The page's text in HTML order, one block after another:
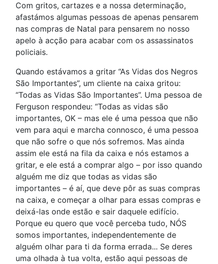
Com gritos, cartazes e a nossa determinação,
afastámos algumas pessoas de apenas pensarem
nas compras de Natal para pensarem no nosso
apelo à acção para acabar com os assassinatos
policiais.
Quando estávamos a gritar “As Vidas dos Negros
São Importantes”, um cliente na caixa gritou:
“Todas as Vidas São Importantes”. Uma pessoa de
Ferguson respondeu: “Todas as vidas são
importantes, OK – mas ele é uma pessoa que não
vem para aqui e marcha connosco, é uma pessoa
que não sofre o que nós sofremos. Mas ainda
assim ele está na fila da caixa e nós estamos a
gritar, e ele está a comprar algo – por isso quando
alguém me diz que todas as vidas são
importantes – é aí, que deve pôr as suas compras
na caixa, e começar a olhar para essas compras e
deixá-las onde estão e sair daquele edifício.
Porque eu quero que você perceba tudo, NÓS
somos importantes, independentemente de
alguém olhar para ti da forma errada... Se deres
uma olhada à tua volta, estão aqui pessoas de